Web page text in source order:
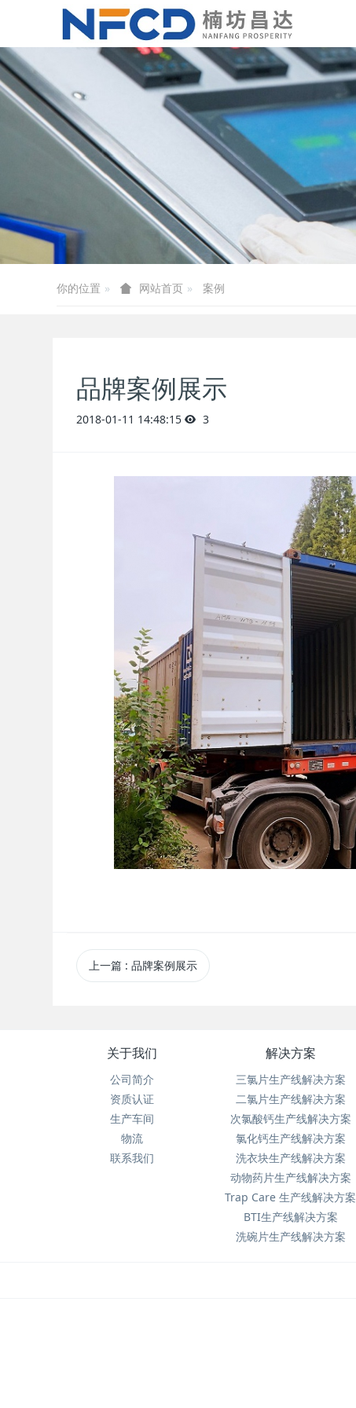
你的位置 网站首页 案例
品牌案例展示
2018-01-11 14:48:15 3
上一篇 : 品牌案例展示
关于我们
公司简介
资质认证
生产车间
物流
联系我们
解决方案
三氯片生产线解决方案
二氯片生产线解决方案
次氯酸钙生产线解决方案
氯化钙生产线解决方案
洗衣块生产线解决方案
动物药片生产线解决方案
Trap Care 生产线解决方案
BTI生产线解决方案
洗碗片生产线解决方案